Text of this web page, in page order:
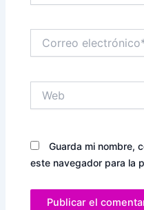
electrónico*
Guarda mi nombre,
este navegador para la